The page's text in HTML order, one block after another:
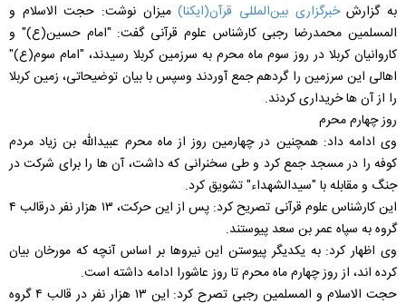
به گزارشخبرگزاری بین‌المللی قرآن(ایکنا)میزان نوشت: حجت الاسلام و
المسلمین محمدرضا رجبی کارشناس علوم قرآنی گفت: "امام حسین(ع)" و
کاروانیان کربلا در روز سوم ماه محرم به سرزمین کربلا رسیدند، "امام سوم(ع)"
اهالی این سرزمین را گردهم جمع آوردند وسپس با بیان توضیحاتی، زمین کربلا
را از آن ها خریداری کردند.
روز چهارم محرم
وی ادامه داد: همچنین در چهارمین روز از ماه محرم عبیدالله بن زیاد مردم
کوفه را در مسجد جمع کرد و طی سخنرانی که داشت، آن ها را برای شرکت در
جنگ و مقابله با "سیدالشهداء" تشویق کرد.
این کارشناس علوم قرآنی تصریح کرد: پس از این حرکت، ۱۳ هزار نفر درقالب ۴
گروه به سپاه عمر بن سعد پیوستند.
وی اظهار کرد: به یکدیگر پیوستن این نیروها بر اساس آنچه که مورخان بیان
کرده اند، از روز چهارم ماه محرم تا روز عاشورا ادامه داشته است.
حجت الاسلام و المسلمین رجبی تصرح کرد: این ۱۳ هزار نفر در قالب ۴ گروه